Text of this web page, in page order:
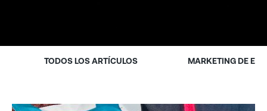
TODOS LOS ARTÍCULOS MARKETING DE